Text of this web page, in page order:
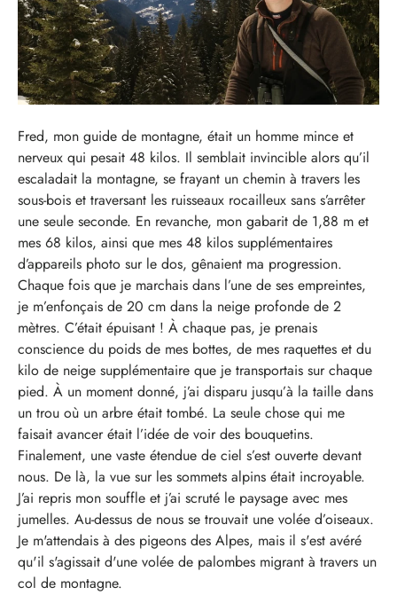
Fred, mon guide de montagne, était un homme mince et
nerveux qui pesait 48 kilos. Il semblait invincible alors qu’il
escaladait la montagne, se frayant un chemin à travers les
sous-bois et traversant les ruisseaux rocailleux sans s’arrêter
une seule seconde. En revanche, mon gabarit de 1,88 m et
mes 68 kilos, ainsi que mes 48 kilos supplémentaires
d’appareils photo sur le dos, gênaient ma progression.
Chaque fois que je marchais dans l’une de ses empreintes,
je m’enfonçais de 20 cm dans la neige profonde de 2
mètres. C’était épuisant ! À chaque pas, je prenais
conscience du poids de mes bottes, de mes raquettes et du
kilo de neige supplémentaire que je transportais sur chaque
pied. À un moment donné, j’ai disparu jusqu’à la taille dans
un trou où un arbre était tombé. La seule chose qui me
faisait avancer était l’idée de voir des bouquetins.
Finalement, une vaste étendue de ciel s’est ouverte devant
nous. De là, la vue sur les sommets alpins était incroyable.
J’ai repris mon souffle et j’ai scruté le paysage avec mes
jumelles. Au-dessus de nous se trouvait une volée d’oiseaux.
Je m'attendais à des pigeons des Alpes, mais il s'est avéré
qu'il s'agissait d'une volée de palombes migrant à travers un
col de montagne.